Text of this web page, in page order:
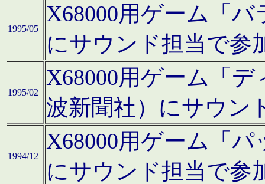
1995/05
X68000用ゲーム「
にサウンド担当で参
1995/02
X68000用ゲーム「
波新聞社）にサウン
1994/12
X68000用ゲーム「
にサウンド担当で参